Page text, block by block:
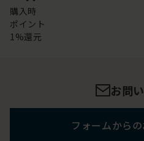
購入時
ポイント
1%還元
お問
フォームから